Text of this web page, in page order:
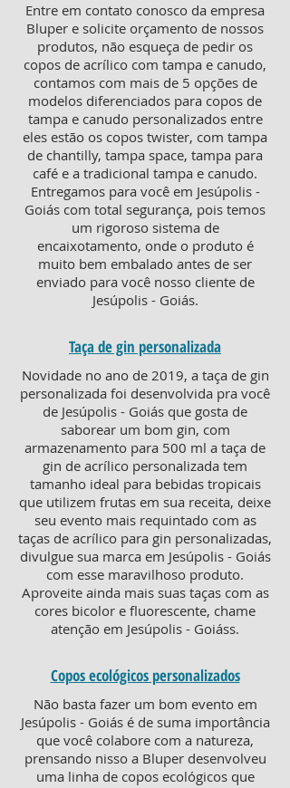
Entre em contato conosco da empresa
Bluper e solicite orçamento de nossos
produtos, não esqueça de pedir os
copos de acrílico com tampa e canudo,
contamos com mais de 5 opções de
modelos diferenciados para copos de
tampa e canudo personalizados entre
eles estão os copos twister, com tampa
de chantilly, tampa space, tampa para
café e a tradicional tampa e canudo.
Entregamos para você em Jesúpolis -
Goiás com total segurança, pois temos
um rigoroso sistema de
encaixotamento, onde o produto é
muito bem embalado antes de ser
enviado para você nosso cliente de
Jesúpolis - Goiás.
Taça de gin personalizada
Novidade no ano de 2019, a taça de gin
personalizada foi desenvolvida pra você
de Jesúpolis - Goiás que gosta de
saborear um bom gin, com
armazenamento para 500 ml a taça de
gin de acrílico personalizada tem
tamanho ideal para bebidas tropicais
que utilizem frutas em sua receita, deixe
seu evento mais requintado com as
taças de acrílico para gin personalizadas,
divulgue sua marca em Jesúpolis - Goiás
com esse maravilhoso produto.
Aproveite ainda mais suas taças com as
cores bicolor e fluorescente, chame
atenção em Jesúpolis - Goiáss.
Copos ecológicos personalizados
Não basta fazer um bom evento em
Jesúpolis - Goiás é de suma importância
que você colabore com a natureza,
prensando nisso a Bluper desenvolveu
uma linha de copos ecológicos que